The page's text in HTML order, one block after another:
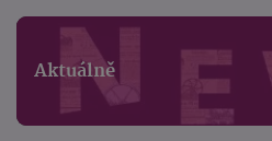
Aktuálně